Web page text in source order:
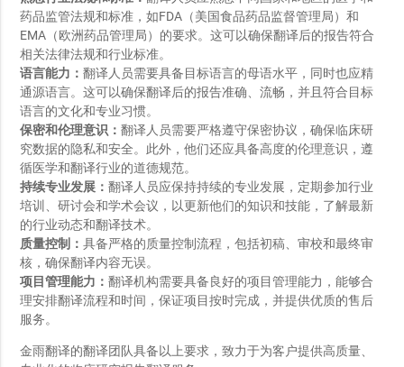
药品监管法规和标准，如FDA（美国食品药品监督管理局）和
EMA（欧洲药品管理局）的要求。这可以确保翻译后的报告符合
相关法律法规和行业标准。
语言能力：翻译人员需要具备目标语言的母语水平，同时也应精
通源语言。这可以确保翻译后的报告准确、流畅，并且符合目标
语言的文化和专业习惯。
保密和伦理意识：翻译人员需要严格遵守保密协议，确保临床研
究数据的隐私和安全。此外，他们还应具备高度的伦理意识，遵
循医学和翻译行业的道德规范。
持续专业发展：翻译人员应保持持续的专业发展，定期参加行业
培训、研讨会和学术会议，以更新他们的知识和技能，了解最新
的行业动态和翻译技术。
质量控制：具备严格的质量控制流程，包括初稿、审校和最终审
核，确保翻译内容无误。
项目管理能力：翻译机构需要具备良好的项目管理能力，能够合
理安排翻译流程和时间，保证项目按时完成，并提供优质的售后
服务。
金雨翻译的翻译团队具备以上要求，致力于为客户提供高质量、